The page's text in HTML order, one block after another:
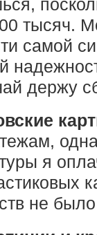
тысяч.
самой
держу
я
не